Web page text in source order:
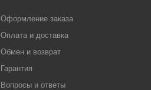
Оформление заказа
Оплата и доставка
Обмен и возврат
Гарантия
Вопросы и ответы